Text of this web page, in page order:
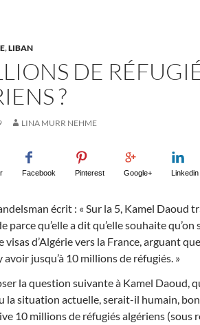
,LIBAN
DE
?
LINA MURR NEHME
Facebook Pinterest Google+ Linkedin
écrit : « Sur la 5, Kamel Daoud
parce qu’elle a dit qu’elle souhaite qu’on
visas d’Algérie vers la France, arguant
avoir jusqu’à 10 millions de réfugiés. »
la question suivante à Kamel Daoud,
la situation actuelle, serait-il humain,
10 millions de réfugiés algériens (sous